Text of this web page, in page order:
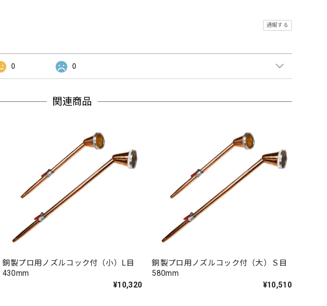
通報する
0 0
関連商品
銅製プロ用ノズルコック付（小）L目
430mm
¥10,320
銅製プロ用ノズルコック付（大）Ｓ目
580mm
¥10,510